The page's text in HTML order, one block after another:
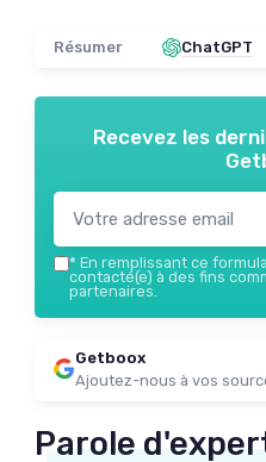
Résumer ChatGPT
Recevez les
* En remplissant ce
contacté(e) à des fins
partenaires.
Getboox
Ajoutez-nous à vos
Parole